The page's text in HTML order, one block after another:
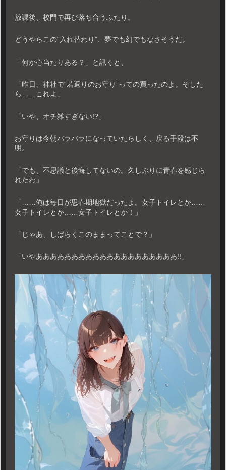
放課後、校門で再び落ち合うふたり。
どうやらこの“入れ替わり”、夢でも幻でもなさそうだ。
「何か心当たりある？」と訊くと、
「昨日、神社で“若返りのお守り”っての買ったのよ。そした
ら……これよ」
「いや、オチ雑すぎない!?」
お守りは今朝バラバラになっていたらしく、戻る手段は不
明。
「でも、不思議と後悔してないの。久しぶりに青春を感じら
れたわ」
「……俺は毎日が思春期地獄だったよ。女子トイレとか……
女子トイレとか……女子トイレとか！」
「じゃあ、しばらくこのままってことで？」
「いやああああああああああああああああああああ!!」